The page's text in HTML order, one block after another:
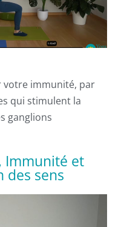
immunité, par
qui stimulent la
ganglions
Immunité et
sens